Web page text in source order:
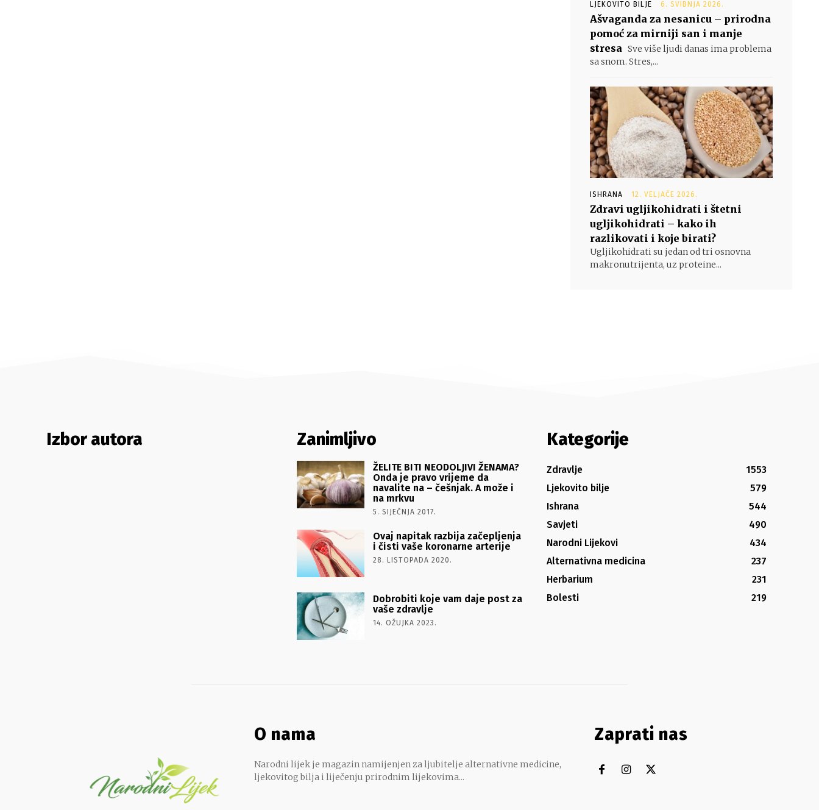
LJEKOVITO BILJE 6. SVIBNJA 2026.
Ašvaganda za nesanicu – prirodna
pomoć za mirniji san i manje
stresa Sve više ljudi danas ima problema
sa snom. Stres,...
ISHRANA 12. VELJAČE 2026.
Zdravi ugljikohidrati i štetni
ugljikohidrati – kako ih
razlikovati i koje birati?
Ugljikohidrati su jedan od tri osnovna
makronutrijenta, uz proteine...
Izbor autora Zanimljivo
ŽELITE BITI NEODOLJIVI ŽENAMA?
Onda je pravo vrijeme da
navalite na – češnjak. A može i
na mrkvu
5. SIJEČNJA 2017.
Ovaj napitak razbija začepljenja
i čisti vaše koronarne arterije
28. LISTOPADA 2020.
Dobrobiti koje vam daje post za
vaše zdravlje
14. OŽUJKA 2023.
Kategorije
Zdravlje
1553
Ljekovito bilje
579
Ishrana
544
Savjeti
490
Narodni Lijekovi
434
Alternativna medicina
237
Herbarium
231
Bolesti
219
O nama
Narodni lijek je magazin namijenjen za ljubitelje alternativne medicine,
ljekovitog bilja i liječenju prirodnim lijekovima...
Zaprati nas